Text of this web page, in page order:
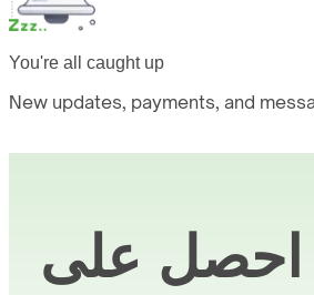
You're all caught up
New updates, payments, and
احصل على